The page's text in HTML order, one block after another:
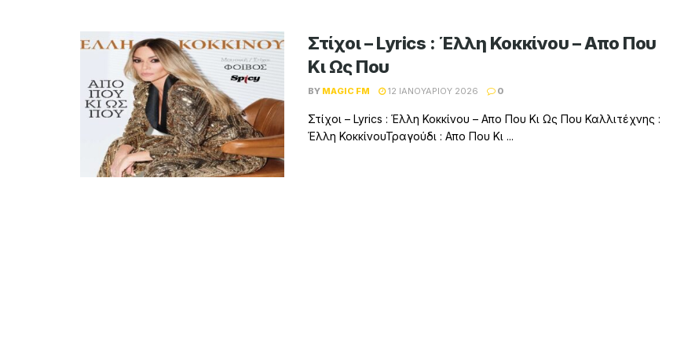
Στίχοι – Lyrics : Έλλη Κοκκίνου – Απο Που
Κι Ως Που
BY MAGIC FM 12 ΙΑΝΟΥΑΡΊΟΥ 2026 0
Στίχοι – Lyrics : Έλλη Κοκκίνου – Απο Που Κι Ως Που Καλλιτέχνης :
Έλλη ΚοκκίνουΤραγούδι : Απο Που Κι ...